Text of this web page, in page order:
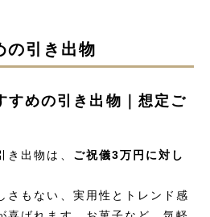
の引き出物
すめの引き出物｜想定ご
き出物は、 ご祝儀3万円に対し
さもない、実用性とトレンド感